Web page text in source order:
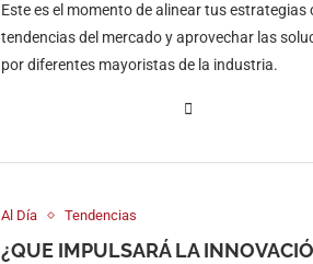
Este es el momento de alinear tus estrategias
tendencias del mercado y aprovechar las
por diferentes mayoristas de la industria.
Al Día Tendencias
¿QUE IMPULSARÁ LA